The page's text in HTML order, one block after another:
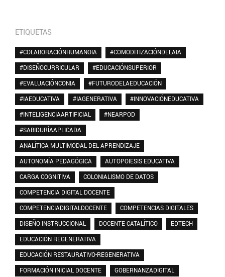
ETIQUETAS
#COLABORACIÓNHUMANOIA
#COMODITIZACIÓNDELAIA
#DISEÑOCURRICULAR
#EDUCACIÓNSUPERIOR
#EVALUACIÓNCONIA
#FUTURODELAEDUCACIÓN
#IAEDUCATIVA
#IAGENERATIVA
#INNOVACIÓNEDUCATIVA
#INTELIGENCIAARTIFICIAL
#NEARPOD
#SABIDURÍAAPLICADA
ANALÍTICA MULTIMODAL DEL APRENDIZAJE
AUTONOMÍA PEDAGÓGICA
AUTOPOIESIS EDUCATIVA
CARGA COGNITIVA
COLONIALISMO DE DATOS
COMPETENCIA DIGITAL DOCENTE
COMPETENCIADIGITALDOCENTE
COMPETENCIAS DIGITALES
DISEÑO INSTRUCCIONAL
DOCENTE CATALÍTICO
EDTECH
EDUCACIÓN REGENERATIVA
EDUCACIÓN RESTAURATIVO-REGENERATIVA
FORMACIÓN INICIAL DOCENTE
GOBERNANZADIGITAL